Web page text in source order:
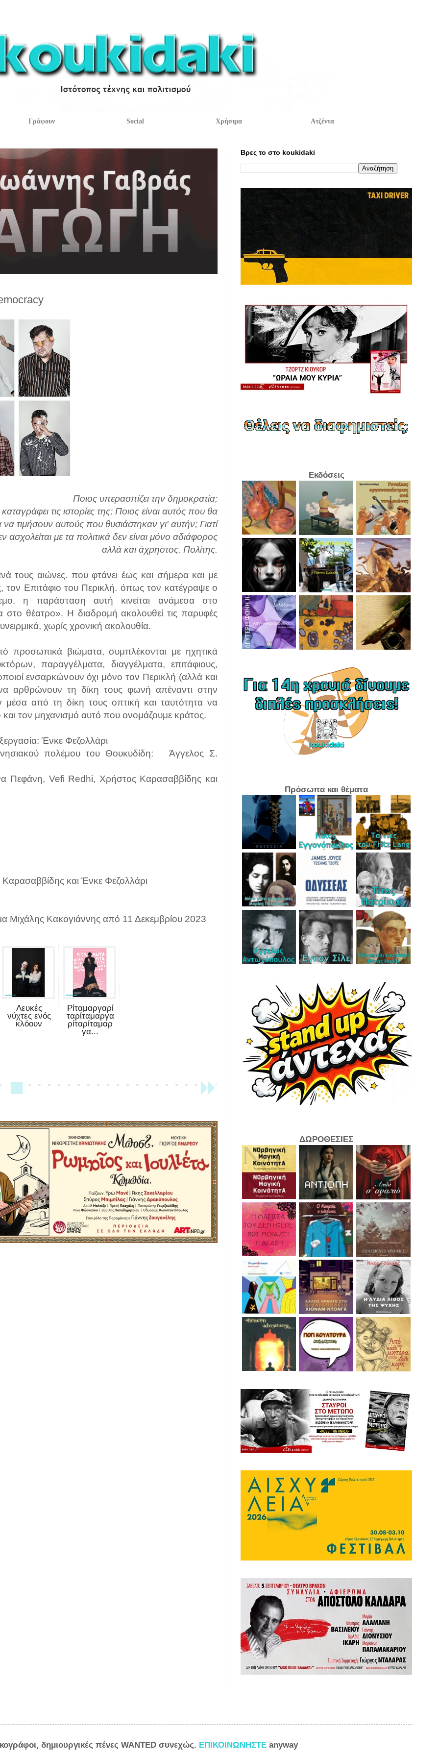
Γράφουν Social Χρήσιμα Ατζέντα
Ποιος υπερασπίζει την δημοκρατία;
τις ιστορίες της; Ποιος είναι αυτός που θα
τιμήσουν αυτούς που θυσιάστηκαν γι' αυτήν; Γιατί
με τα πολιτικά δεν είναι μόνο αδιάφορος
αλλά και άχρηστος. Πολίτης.
τους αιώνες. που φτάνει έως και σήμερα και με
τον Επιτάφιο του Περικλή. όπως τον κατέγραψε ο
η παράσταση αυτή κινείται ανάμεσα στο
θέατρο». Η διαδρομή ακολουθεί τις παρυφές
χωρίς χρονική ακολουθία.
προσωπικά βιώματα, συμπλέκονται με ηχητικά
παραγγέλματα, διαγγέλματα, επιτάφιους,
ενσαρκώνουν όχι μόνο τον Περικλή (αλλά και
αρθρώνουν τη δίκη τους φωνή απέναντι στην
μέσα από τη δίκη τους οπτική και ταυτότητα να
και τον μηχανισμό αυτό που ονομάζουμε κράτος.
Ένκε Φεζολλάρι
πολέμου του Θουκυδίδη: Άγγελος Σ.
Πεφάνη, Vefi Redhi, Χρήστος Καρασαββίδης και
και Ένκε Φεζολλάρι
Μιχάλης Κακογιάννης από 11 Δεκεμβρίου 2023
Λευκές
νύχτες ενός
κλόουν
Ρίταμαργαρί
ταρίταμαργα
ρίταρίταμαρ
γα...
Βρες το στο koukidaki
Εκδόσεις
Πρόσωπα και θέματα
ΔΩΡΟΘΕΣΙΕΣ
δημιουργικές πένες WANTED συνεχώς. ΕΠΙΚΟΙΝΩΝΗΣΤΕ anyway